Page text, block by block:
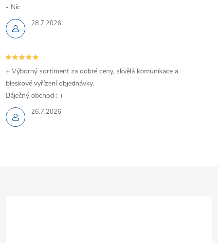
28.7.2026
- Nic
26.7.2026
+ Výborný sortiment za dobré ceny, skvělá komunikace a
bleskové vyřízení objednávky.
Báječný obchod :-)